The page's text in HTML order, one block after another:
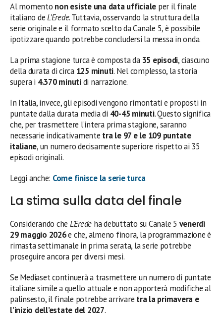
Al momento non esiste una data ufficiale per il finale
italiano deL’Erede. Tuttavia, osservando la struttura della
serie originale e il formato scelto da Canale 5, è possibile
ipotizzare quando potrebbe concludersi la messa in onda.
La prima stagione turca è composta da 35 episodi, ciascuno
della durata di circa 125 minuti. Nel complesso, la storia
supera i 4.370 minutidi narrazione.
In Italia, invece, gli episodi vengono rimontati e proposti in
puntate dalla durata media di 40-45 minuti. Questo significa
che, per trasmettere l’intera prima stagione, saranno
necessarie indicativamente tra le 97 e le 109 puntate
italiane, un numero decisamente superiore rispetto ai 35
episodi originali.
Leggi anche: Come finisce la serie turca
La stima sulla data del finale
Considerando che L’Erede ha debuttato su Canale 5 venerdì
29 maggio 2026e che, almeno finora, la programmazione è
rimasta settimanale in prima serata, la serie potrebbe
proseguire ancora per diversi mesi.
Se Mediaset continuerà a trasmettere un numero di puntate
italiane simile a quello attuale e non apporterà modifiche al
palinsesto, il finale potrebbe arrivare tra la primavera e
l’inizio dell’estate del 2027.